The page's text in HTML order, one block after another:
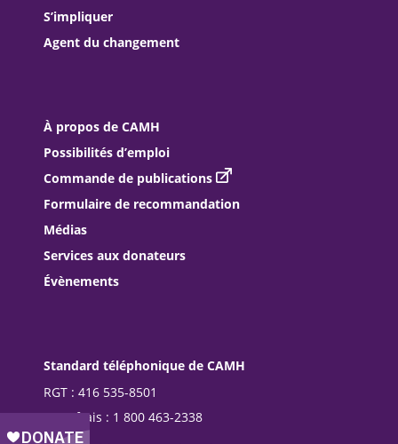
S’impliquer
Agent du changement
À propos de CAMH
Possibilités d’emploi
Commande de publications
Formulaire de recommandation
Médias
Services aux donateurs
Évènements
Standard téléphonique de CAMH
RGT : 416 535-8501
Sans frais : 1 800 463-2338